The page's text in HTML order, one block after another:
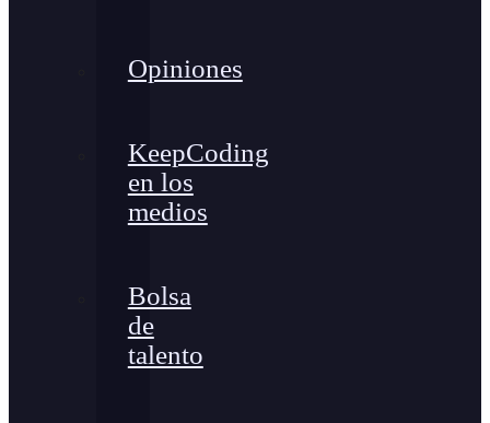
Opiniones
KeepCoding
en los
medios
Bolsa
de
talento